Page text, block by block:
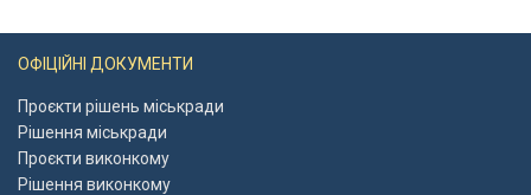
ОФІЦІЙНІ ДОКУМЕНТИ
Проєкти рішень міськради
Рішення міськради
Проєкти виконкому
Рішення виконкому